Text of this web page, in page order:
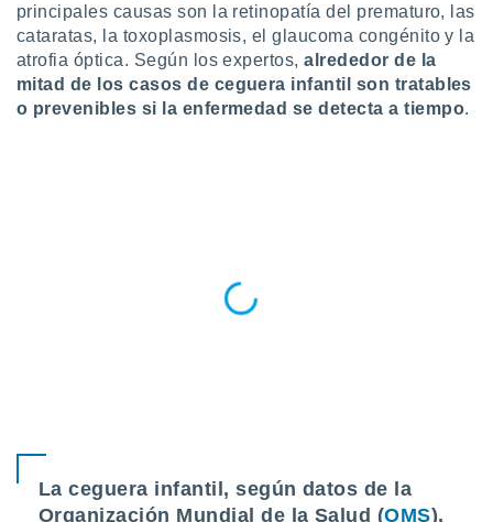
más
nuestra
y
de
sitio
principales causas son la retinopatía del prematuro, las
cataratas, la toxoplasmosis, el glaucoma congénito y la
atrofia óptica. Según los expertos,alrededor de la
mitad de los casos de ceguera infantil son tratables
o prevenibles si la enfermedad se detecta a tiempo.
La ceguera infantil, según datos de la
Organización Mundial de la Salud (OMS),